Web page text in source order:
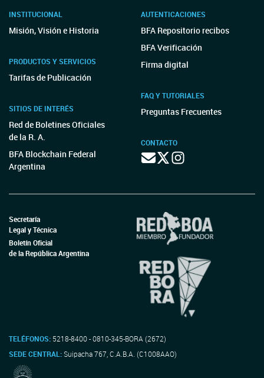
INSTITUCIONAL
Misión, Visión e Historia
PRODUCTOS Y SERVICIOS
Tarifas de Publicación
SITIOS DE INTERÉS
Red de Boletines Oficiales
de la R. A.
BFA Blockchain Federal
Argentina
AUTENTICACIONES
BFA Repositorio recibos
BFA Verificación
Firma digital
FAQ Y TUTORIALES
Preguntas Frecuentes
CONTACTO
Secretaría
Legal y Técnica
Boletín Oficial
de la República Argentina
TELÉFONOS: 5218-8400 - 0810-345-BORA (2672)
SEDE CENTRAL:Suipacha 767, C.A.B.A. (C1008AAO)